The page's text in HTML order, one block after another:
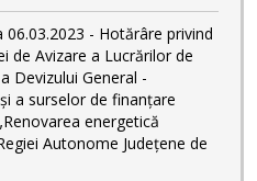
- Hotărâre privind
de Avizare a Lucrărilor de
Devizului General -
a surselor de finanțare
energetică
Autonome Județene de